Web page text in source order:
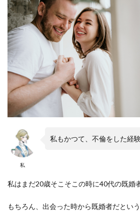
私
私もかつて、不倫をした経
私はまだ20歳そこそこの時に40代の既婚
もちろん、出会った時から既婚者だとい